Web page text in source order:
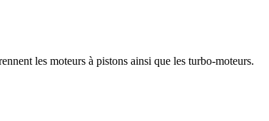
les moteurs à pistons ainsi que les turbo-moteurs.